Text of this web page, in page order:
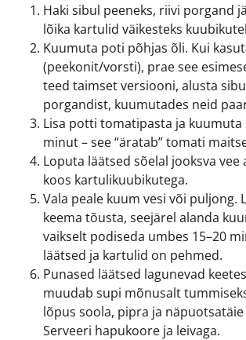
Haki sibul peeneks, riivi porgand
lõika kartulid väikesteks
Kuumuta poti põhjas õli. Kui
(peekonit/vorsti), prae see
teed taimset versiooni, alusta
porgandist, kuumutades neid
Lisa potti tomatipasta ja kuumuta
minut – see “äratab” tomati
Loputa läätsed sõelal jooksva vee
koos kartulikuubikutega.
Vala peale kuum vesi või puljong.
keema tõusta, seejärel alanda
vaikselt podiseda umbes 15–20
läätsed ja kartulid on pehmed.
Punased läätsed lagunevad
muudab supi mõnusalt
lõpus soola, pipra ja
Serveeri hapukoore ja leivaga.